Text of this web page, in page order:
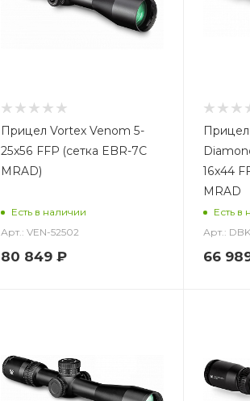
Прицел Vortex Venom 5-
25x56 FFP (сетка EBR-7C
MRAD)
Есть в наличии
Арт.: VEN-52502
80 849 ₽
16x44
MRAD
Есть в
Арт.:
66